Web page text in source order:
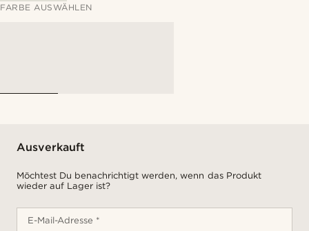
FARBE AUSWÄHLEN
Ausverkauft
Möchtest Du benachrichtigt werden, wenn das Produkt
wieder auf Lager ist?
E-Mail-Adresse *